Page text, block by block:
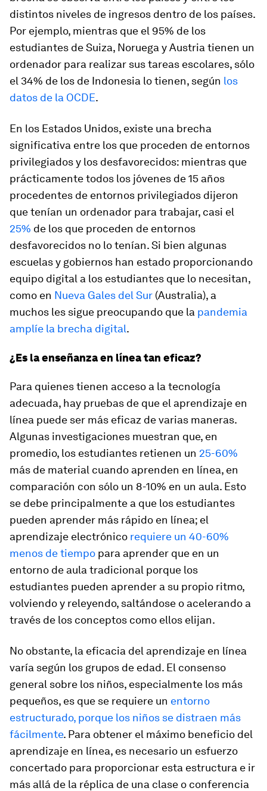
distintos niveles de ingresos dentro de los países.
Por ejemplo, mientras que el 95% de los
estudiantes de Suiza, Noruega y Austria tienen un
ordenador para realizar sus tareas escolares, sólo
el 34% de los de Indonesia lo tienen, según los
datos de la OCDE.
En los Estados Unidos, existe una brecha
significativa entre los que proceden de entornos
privilegiados y los desfavorecidos: mientras que
prácticamente todos los jóvenes de 15 años
procedentes de entornos privilegiados dijeron
que tenían un ordenador para trabajar, casi el
25% de los que proceden de entornos
desfavorecidos no lo tenían. Si bien algunas
escuelas y gobiernos han estado proporcionando
equipo digital a los estudiantes que lo necesitan,
como en Nueva Gales del Sur (Australia), a
muchos les sigue preocupando que la pandemia
amplíe la brecha digital.
¿Es la enseñanza en línea tan eficaz?
Para quienes tienen acceso a la tecnología
adecuada, hay pruebas de que el aprendizaje en
línea puede ser más eficaz de varias maneras.
Algunas investigaciones muestran que, en
promedio, los estudiantes retienen un 25-60%
más de material cuando aprenden en línea, en
comparación con sólo un 8-10% en un aula. Esto
se debe principalmente a que los estudiantes
pueden aprender más rápido en línea; el
aprendizaje electrónico requiere un 40-60%
menos de tiempo para aprender que en un
entorno de aula tradicional porque los
estudiantes pueden aprender a su propio ritmo,
volviendo y releyendo, saltándose o acelerando a
través de los conceptos como ellos elijan.
No obstante, la eficacia del aprendizaje en línea
varía según los grupos de edad. El consenso
general sobre los niños, especialmente los más
pequeños, es que se requiere un entorno
estructurado, porque los niños se distraen más
fácilmente. Para obtener el máximo beneficio del
aprendizaje en línea, es necesario un esfuerzo
concertado para proporcionar esta estructura e ir
más allá de la réplica de una clase o conferencia